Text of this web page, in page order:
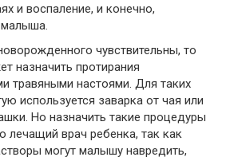
и воспаление, и конечно,
чувствительны, то
назначить протирания
травяными настоями. Для таких
используется заварка от чая или
Но назначить такие процедуры
лечащий врач ребенка, так как
могут малышу навредить,